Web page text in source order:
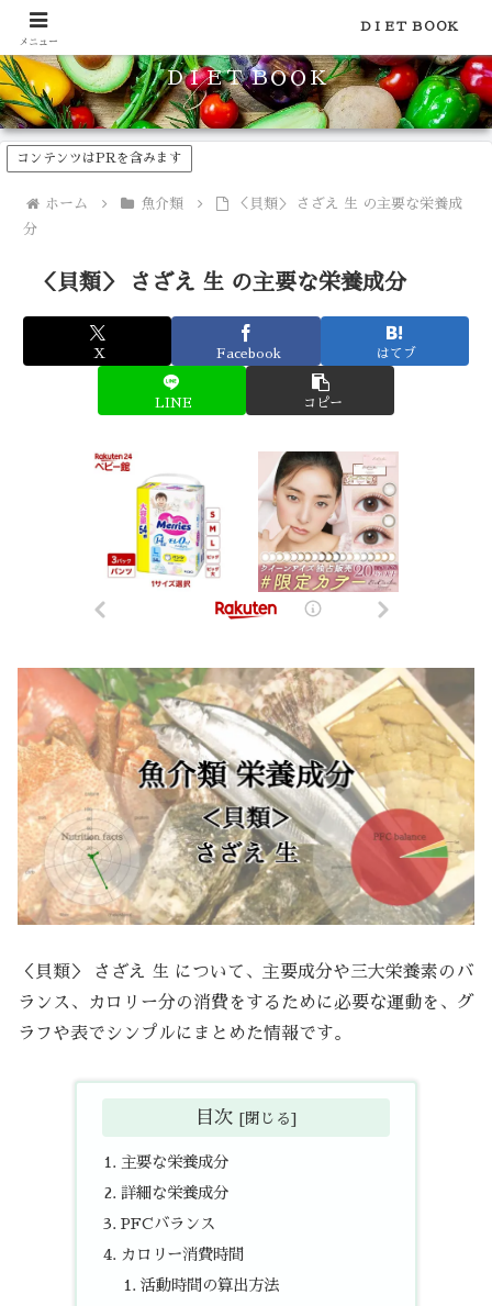
食品のカロリーや糖質などの栄養素がわかる！健康やダイエットに
ＤＩＥＴ ＢＯＯＫ
コンテンツはPRを含みます
ホーム 魚介類
＜貝類＞ さざえ 生 の主要な栄養成
分
＜貝類＞ さざえ 生 の主要な栄養成分
X Facebook はてブ
LINE コピー
＜貝類＞ さざえ 生 について、主要成分や三大栄養素のバ
ランス、カロリー分の消費をするために必要な運動を、グ
ラフや表でシンプルにまとめた情報です。
目次
主要な栄養成分
詳細な栄養成分
PFCバランス
カロリー消費時間
活動時間の算出方法
メニュー
ＤＩＥＴ ＢＯＯＫ